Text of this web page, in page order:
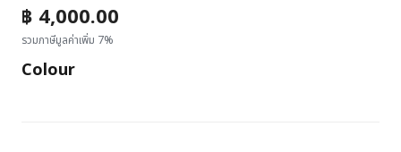
฿ 4,000.00
รวมภาษีมูลค่าเพิ่ม 7%
Colour